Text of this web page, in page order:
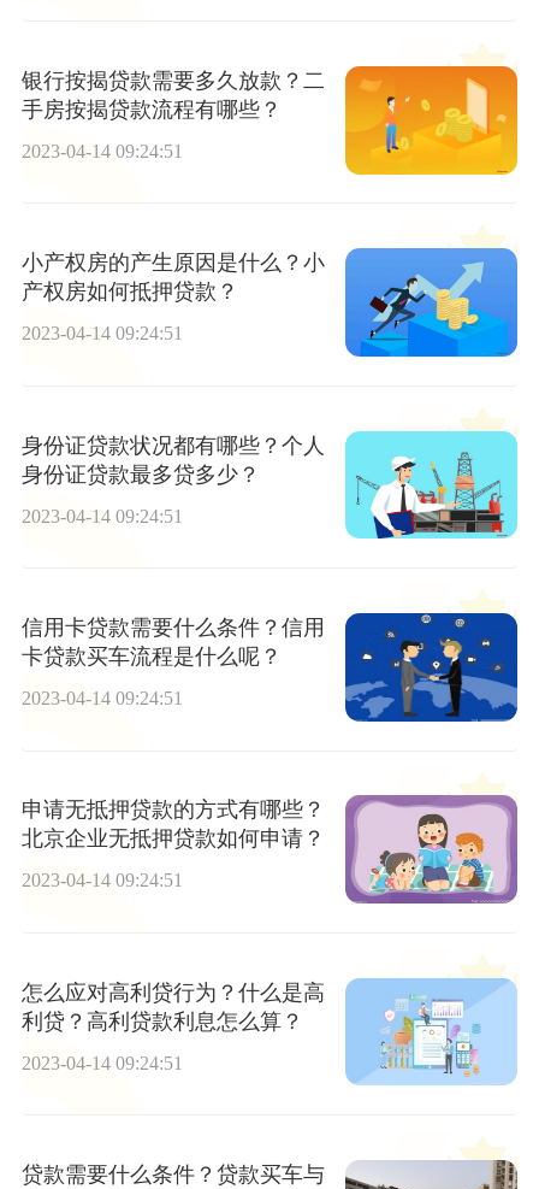
银行按揭贷款需要多久放款？二
手房按揭贷款流程有哪些？
2023-04-14 09:24:51
小产权房的产生原因是什么？小
产权房如何抵押贷款？
2023-04-14 09:24:51
身份证贷款状况都有哪些？个人
身份证贷款最多贷多少？
2023-04-14 09:24:51
信用卡贷款需要什么条件？信用
卡贷款买车流程是什么呢？
2023-04-14 09:24:51
申请无抵押贷款的方式有哪些？
北京企业无抵押贷款如何申请？
2023-04-14 09:24:51
怎么应对高利贷行为？什么是高
利贷？高利贷款利息怎么算？
2023-04-14 09:24:51
贷款需要什么条件？贷款买车与